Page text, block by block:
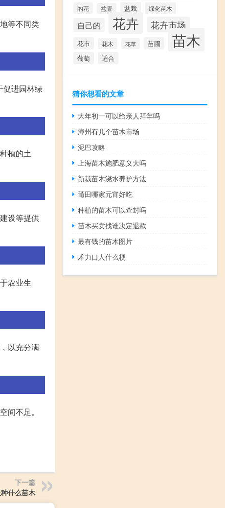
等不同类
促进园林绿
植的土
设等提供
农业生
以充分满
间不足。
下一篇
什么苗木
的花 盆景 盆栽 绿化苗木
自己的 花卉 花卉市场
花市 花木 花草 苗圃 苗木
葡萄 适合
猜你想看的文章
大年初一可以给亲人拜年吗
漳州有几个苗木市场
泥巴攻略
上海苗木施肥意义大吗
新栽苗木浇水养护方法
莆田哪家元宵好吃
种植的苗木可以查封吗
苗木买卖找谁决定退款
最有钱的苗木图片
术力口人什么梗